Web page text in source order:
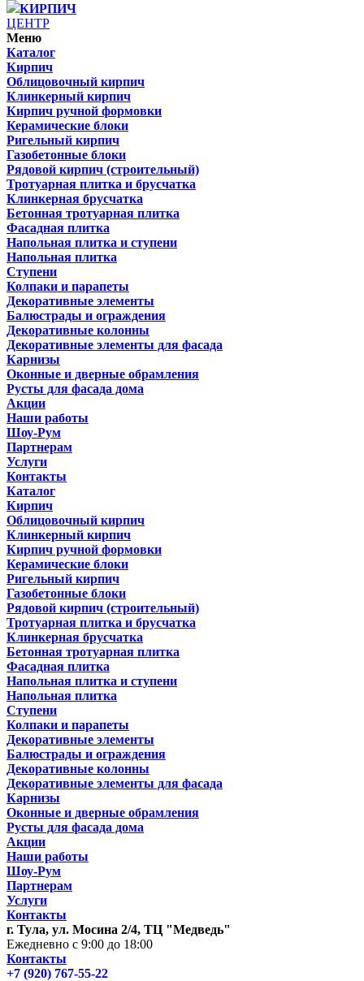
КИРПИЧ
ЦЕНТР
Меню
Каталог
Кирпич
Облицовочный кирпич
Клинкерный кирпич
Кирпич ручной формовки
Керамические блоки
Ригельный кирпич
Газобетонные блоки
Рядовой кирпич (строительный)
Тротуарная плитка и брусчатка
Клинкерная брусчатка
Бетонная тротуарная плитка
Фасадная плитка
Напольная плитка и ступени
Напольная плитка
Ступени
Колпаки и парапеты
Декоративные элементы
Балюстрады и ограждения
Декоративные колонны
Декоративные элементы для фасада
Карнизы
Оконные и дверные обрамления
Русты для фасада дома
Акции
Наши работы
Шоу-Рум
Партнерам
Услуги
Контакты
Каталог
Кирпич
Облицовочный кирпич
Клинкерный кирпич
Кирпич ручной формовки
Керамические блоки
Ригельный кирпич
Газобетонные блоки
Рядовой кирпич (строительный)
Тротуарная плитка и брусчатка
Клинкерная брусчатка
Бетонная тротуарная плитка
Фасадная плитка
Напольная плитка и ступени
Напольная плитка
Ступени
Колпаки и парапеты
Декоративные элементы
Балюстрады и ограждения
Декоративные колонны
Декоративные элементы для фасада
Карнизы
Оконные и дверные обрамления
Русты для фасада дома
Акции
Наши работы
Шоу-Рум
Партнерам
Услуги
Контакты
г. Тула, ул. Мосина 2/4, ТЦ "Медведь"
Ежедневно с 9:00 до 18:00
Контакты
+7 (920) 767-55-22